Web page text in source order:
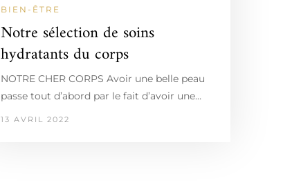
BIEN-ÊTRE
Notre sélection de soins
hydratants du corps
NOTRE CHER CORPS Avoir une belle peau
passe tout d’abord par le fait d’avoir une…
13 AVRIL 2022